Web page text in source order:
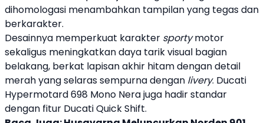
dihomologasi menambahkan tampilan yang tegas dan
berkarakter.
Desainnya memperkuat karakter sportymotor
sekaligus meningkatkan daya tarik visual bagian
belakang, berkat lapisan akhir hitam dengan detail
merah yang selaras sempurna dengan livery. Ducati
Hypermotard 698 Mono Nera juga hadir standar
dengan fitur DucatiQuick Shift.